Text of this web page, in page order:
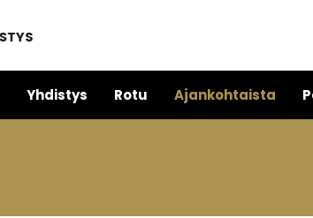
Yhdistys Rotu Ajankohtaista